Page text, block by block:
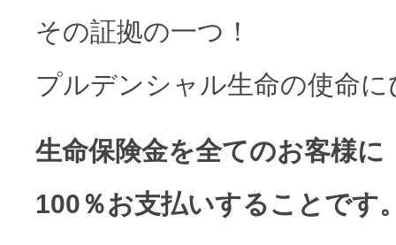
その証拠の一つ！
プルデンシャル生命の使命
生命保険金を全てのお客様に
100％お支払いすることです